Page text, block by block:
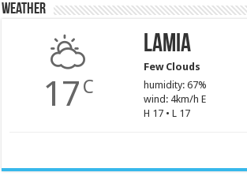
Weather
17 C
Lamia
Few Clouds
humidity: 67%
wind: 4km/h E
H 17 • L 17